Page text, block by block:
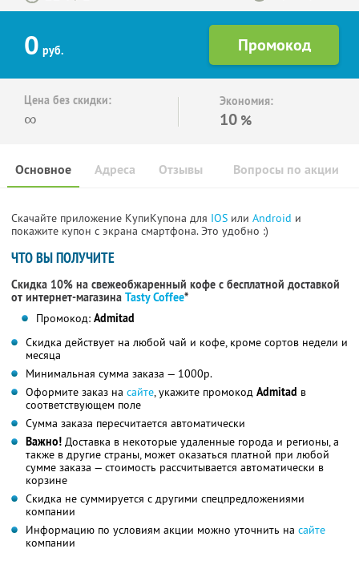
0 руб.
Цена без скидки:
∞
Экономия:
10 %
Основное Отзывы Вопросы по акции
Адреса
Скачайте приложение КупиКупона для IOS или Android и
покажите купон с экрана смартфона. Это удобно :)
ЧТО ВЫ ПОЛУЧИТЕ
Скидка 10% на свежеобжаренный кофе с бесплатной доставкой
от интернет-магазина Tasty Coffee*
Промокод: Admitad
Скидка действует на любой чай и кофе, кроме сортов недели и
месяца
Минимальная сумма заказа — 1000р.
Оформите заказ на сайте, укажите промокод Admitad в
соответствующем поле
Сумма заказа пересчитается автоматически
Важно! Доставка в некоторые удаленные города и регионы, а
также в другие страны, может оказаться платной при любой
сумме заказа — стоимость рассчитывается автоматически в
корзине
Скидка не суммируется с другими спецпредложениями
компании
Информацию по условиям акции можно уточнить на сайте
компании